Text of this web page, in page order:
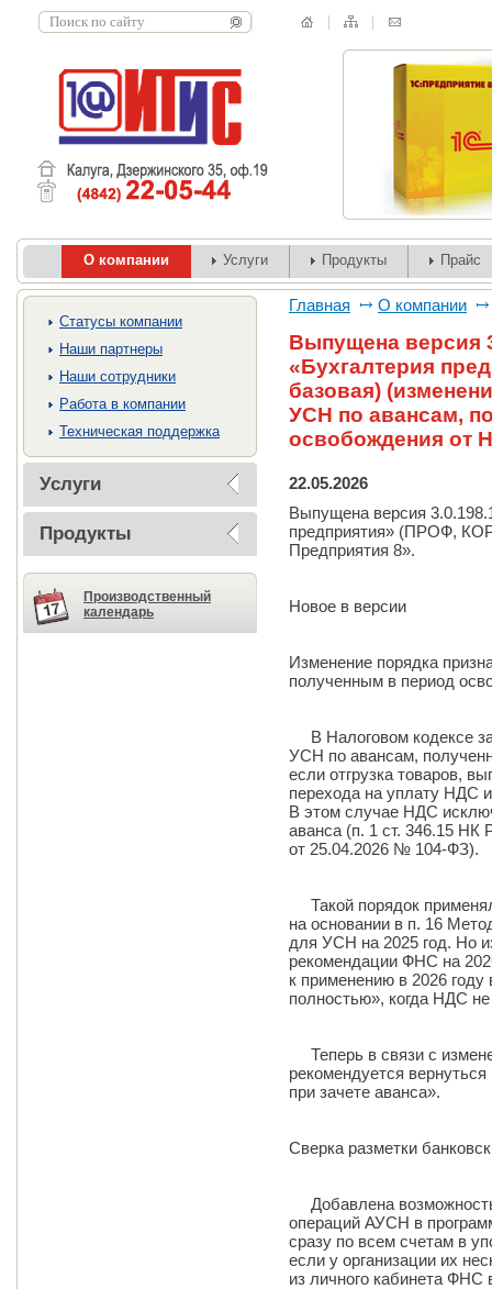
О компании Услуги Продукты Прайс
Cтатусы компании
Наши партнеры
Наши сотрудники
Работа в компании
Техническая поддержка
Услуги
Продукты
Производственный
календарь
Главная О компании
Выпущена версия
«Бухгалтерия
базовая)
УСН по авансам,
освобождения от
22.05.2026
Выпущена версия
предприятия» (ПРОФ,
Предприятия 8».
Новое в версии
Изменение порядка
полученным в период
В Налоговом кодексе
УСН по авансам,
если отгрузка товаров,
перехода на уплату НДС
В этом случае НДС
аванса (п. 1 ст. 346.15 НК
от 25.04.2026 № 104-ФЗ).
Такой порядок
на основании в п. 16
для УСН на 2025 год. Но
рекомендации ФНС на
к применению в 2026
полностью», когда НДС
Теперь в связи с
рекомендуется
при зачете аванса».
Сверка разметки
Добавлена
операций АУСН в
сразу по всем счетам в
если у организации их
из личного кабинета ФНС